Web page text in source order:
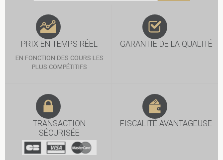
PRIX EN TEMPS RÉEL
EN FONCTION DES COURS LES
PLUS COMPÉTITIFS
GARANTIE DE LA QUALITÉ
TRANSACTION
SÉCURISÉE
FISCALITÉ AVANTAGEUSE